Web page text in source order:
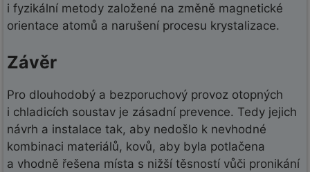
i fyzikální metody založené na změně magnetické
orientace atomů a narušení procesu krystalizace.
Závěr
Pro dlouhodobý a bezporuchový provoz otopných
i chladicích soustav je zásadní prevence. Tedy jejich
návrh a instalace tak, aby nedošlo k nevhodné
kombinaci materiálů, kovů, aby byla potlačena
a vhodně řešena místa s nižší těsností vůči pronikání